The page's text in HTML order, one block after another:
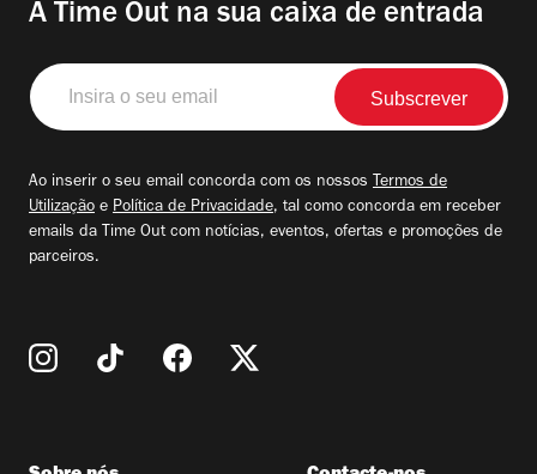
A Time Out na sua caixa de entrada
Insira
o
seu
Ao inserir o seu email concorda com os nossos Termos de
Utilização e Política de Privacidade, tal como concorda em receber
emails da Time Out com notícias, eventos, ofertas e promoções de
parceiros.